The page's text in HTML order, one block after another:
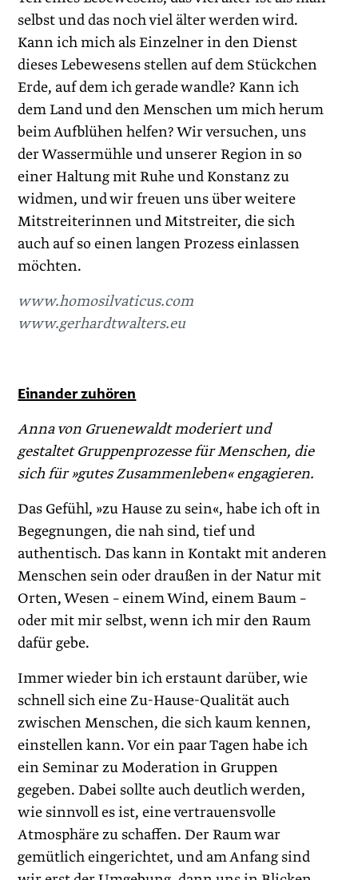
selbst und das noch viel älter werden wird.
Kann ich mich als Einzelner in den Dienst
dieses Lebewesens stellen auf dem Stückchen
Erde, auf dem ich gerade wandle? Kann ich
dem Land und den Menschen um mich herum
beim Aufblühen helfen? Wir versuchen, uns
der Wassermühle und unserer Region in so
einer Haltung mit Ruhe und Konstanz zu
widmen, und wir freuen uns über weitere
Mitstreiterinnen und Mitstreiter, die sich
auch auf so einen langen Prozess einlassen
möchten.
www.homosilvaticus.com
www.gerhardtwalters.eu
Einander zuhören
Anna von Gruenewaldt moderiert und
gestaltet Gruppenprozesse für Menschen, die
sich für »gutes Zusammenleben« engagieren.
Das Gefühl, »zu Hause zu sein«, habe ich oft in
Begegnungen, die nah sind, tief und
authentisch. Das kann in Kontakt mit anderen
Menschen sein oder draußen in der Natur mit
Orten, Wesen – einem Wind, einem Baum –
oder mit mir selbst, wenn ich mir den Raum
dafür gebe.
Immer wieder bin ich erstaunt darüber, wie
schnell sich eine Zu-Hause-Qualität auch
zwischen Menschen, die sich kaum kennen,
einstellen kann. Vor ein paar ­Tagen habe ich
ein Seminar zu Moderation in Gruppen
gegeben. Dabei sollte auch deutlich werden,
wie sinnvoll es ist, eine vertrauensvolle
Atmosphäre zu schaffen. Der Raum war
gemütlich eingerichtet, und am Anfang sind